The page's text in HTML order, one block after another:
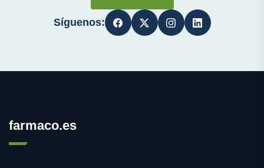
Síguenos:
farmaco.es